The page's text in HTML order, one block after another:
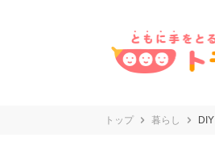
トップ 暮らし DIY